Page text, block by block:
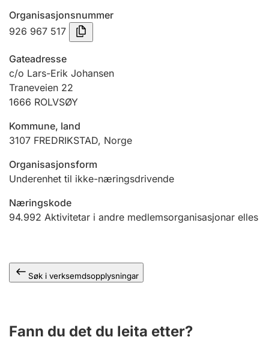
Tinglysing
Jeger
Betaling og jegeravgiftskort
Ektepaktrettleiaren
Andre tema
Organisasjonsnummer
926 967 517
Gateadresse
c/o Lars-Erik Johansen
Traneveien 22
1666 ROLVSØY
Kommune, land
3107 FREDRIKSTAD, Norge
Organisasjonsform
Underenhet til ikke-næringsdrivende
Næringskode
94.992 Aktivitetar i andre medlemsorganisasjonar elles
Søk i verksemdsopplysningar
Fann du det du leita etter?